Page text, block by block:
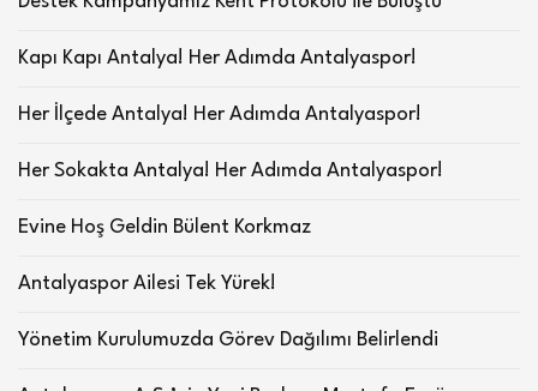
Kapı Kapı Antalya! Her Adımda Antalyaspor!
Her İlçede Antalya! Her Adımda Antalyaspor!
Her Sokakta Antalya! Her Adımda Antalyaspor!
Evine Hoş Geldin Bülent Korkmaz
Antalyaspor Ailesi Tek Yürek!
Yönetim Kurulumuzda Görev Dağılımı Belirlendi